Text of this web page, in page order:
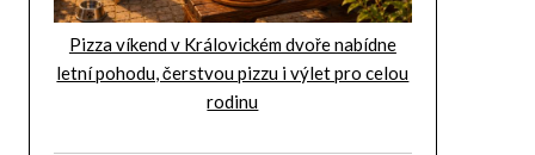
Pizza víkend v Královickém dvoře nabídne
letní pohodu, čerstvou pizzu i výlet pro celou
rodinu